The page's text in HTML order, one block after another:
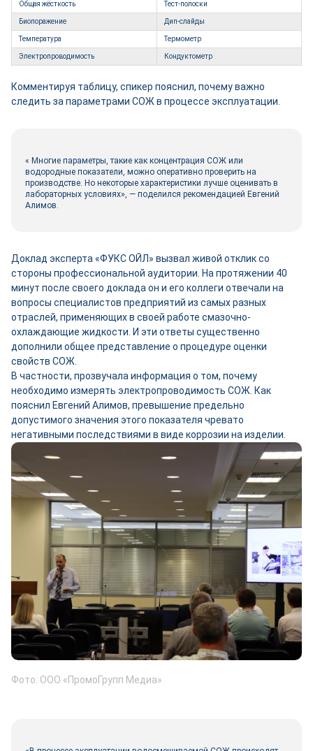
Общая жёсткость Тест-полоски
Биопоражение Дип-слайды
Температура Термометр
Электропроводимость Кондуктометр
Комментируя таблицу, спикер пояснил, почему важно
следить за параметрами СОЖ в процессе эксплуатации.
« Многие параметры, такие как концентрация СОЖ или
водородные показатели, можно оперативно проверить на
производстве. Но некоторые характеристики лучше оценивать в
лабораторных условиях», — поделился рекомендацией Евгений
Алимов.
Доклад эксперта «ФУКС ОЙЛ» вызвал живой отклик со
стороны профессиональной аудитории. На протяжении 40
минут после своего доклада он и его коллеги отвечали на
вопросы специалистов предприятий из самых разных
отраслей, применяющих в своей работе смазочно-
охлаждающие жидкости. И эти ответы существенно
дополнили общее представление о процедуре оценки
свойств СОЖ.
В частности, прозвучала информация о том, почему
необходимо измерять электропроводимость СОЖ. Как
пояснил Евгений Алимов, превышение предельно
допустимого значения этого показателя чревато
негативными последствиями в виде коррозии на изделии.
Фото: ООО «ПромоГрупп Медиа»